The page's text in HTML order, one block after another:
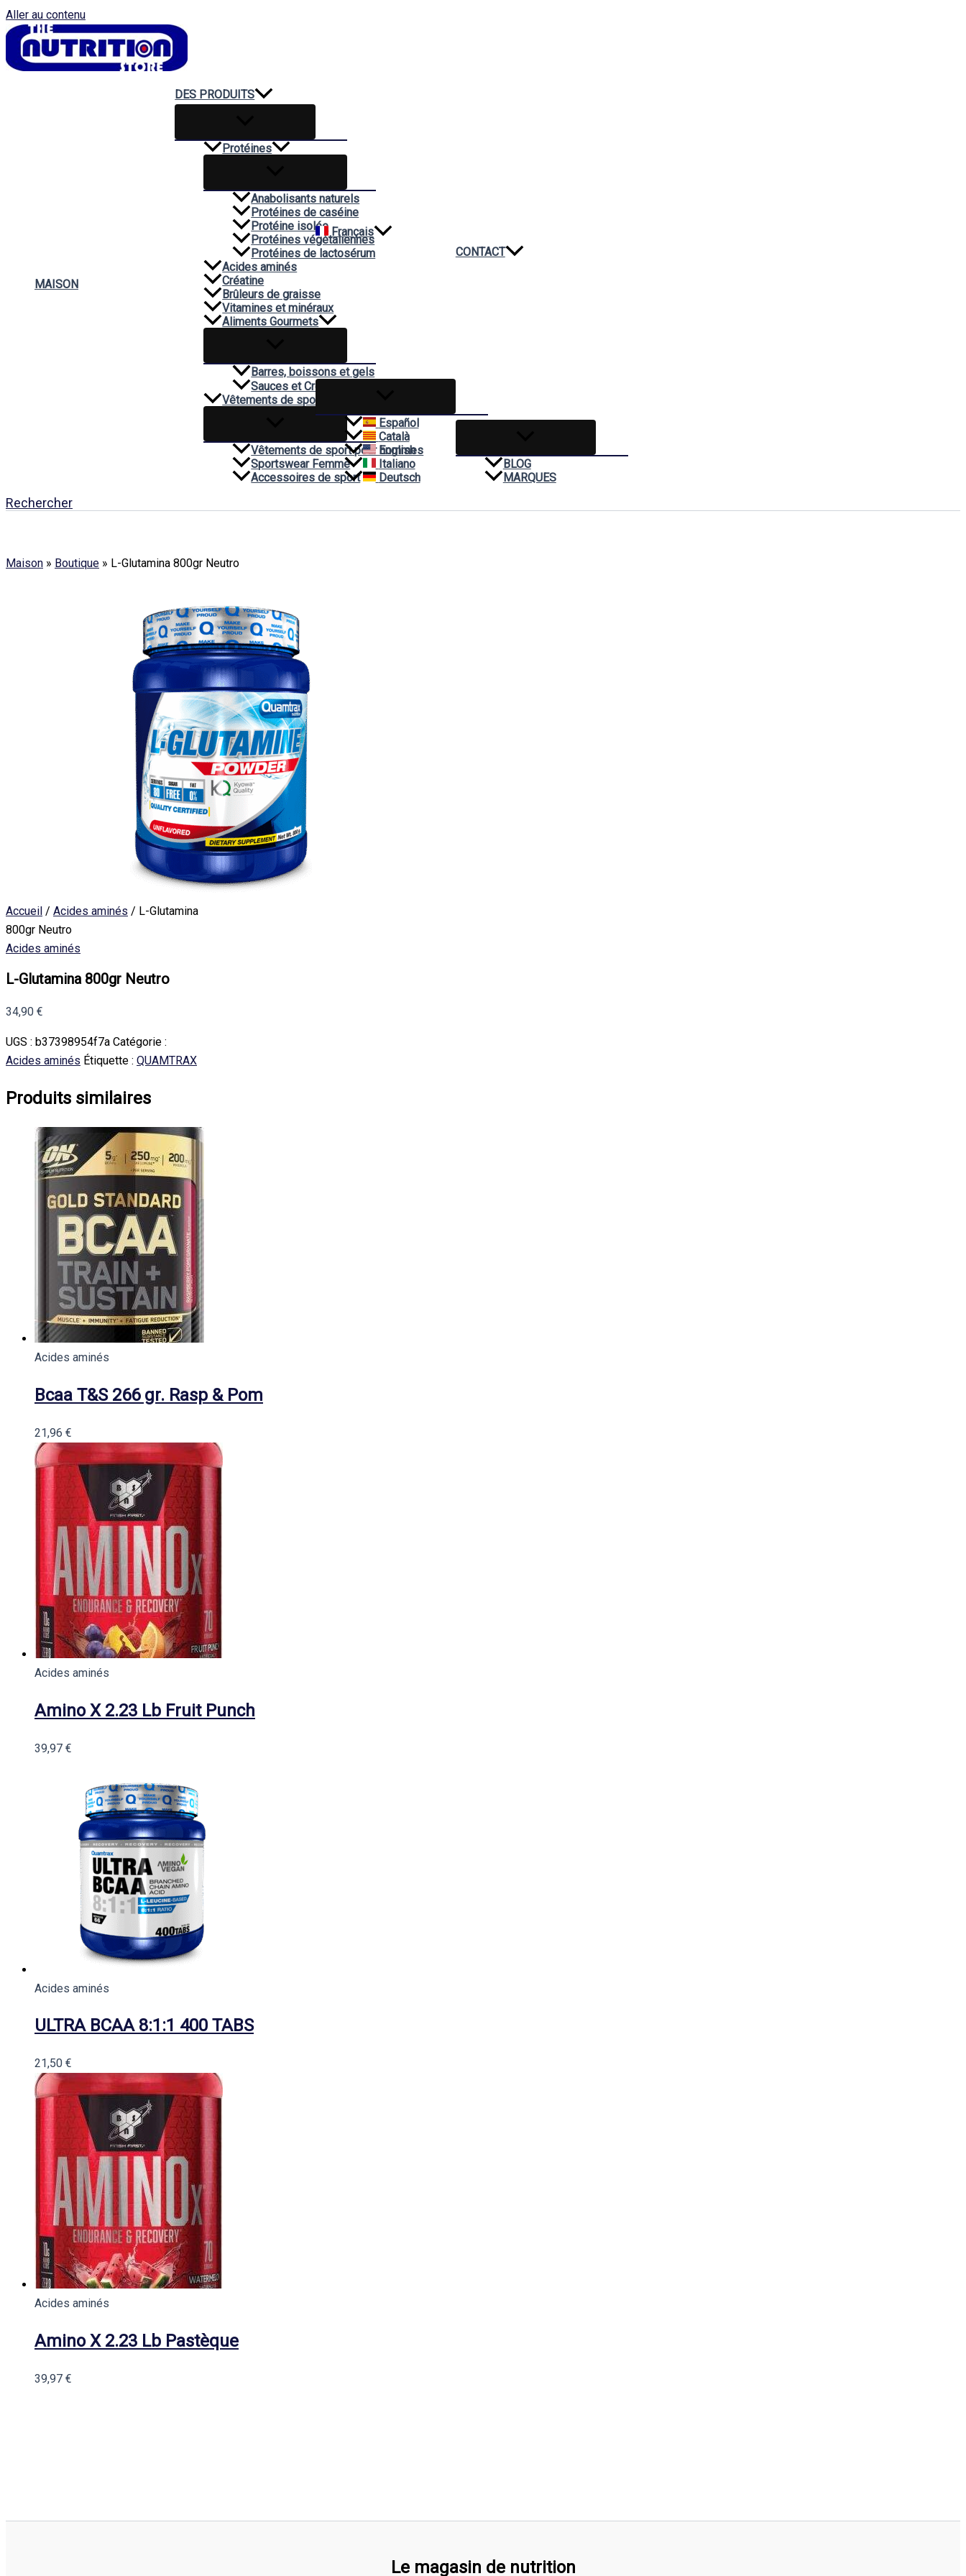
Aller au contenu
MAISON
DES PRODUITS
Protéines
Anabolisants naturels
Protéines de caséine
Protéine isolée
Protéines végétaliennes
Protéines de lactosérum
Acides aminés
Créatine
Brûleurs de graisse
Vitamines et minéraux
Aliments Gourmets
Barres, boissons et gels
Sauces et Crèmes
Vêtements de sport
Vêtements de sport pour hommes
Sportswear Femme
Accessoires de sport
Français
Español
Català
English
Italiano
Deutsch
CONTACT
BLOG
MARQUES
Rechercher
Maison » Boutique » L-Glutamina 800gr Neutro
Accueil / Acides aminés / L-Glutamina
800gr Neutro
Acides aminés
L-Glutamina 800gr Neutro
34,90 €
UGS : b37398954f7a Catégorie :
Acides aminés Étiquette : QUAMTRAX
Produits similaires
Acides aminés
Bcaa T&S 266 gr. Rasp & Pom
21,96 €
Acides aminés
Amino X 2.23 Lb Fruit Punch
39,97 €
Acides aminés
ULTRA BCAA 8:1:1 400 TABS
21,50 €
Acides aminés
Amino X 2.23 Lb Pastèque
39,97 €
Le magasin de nutrition